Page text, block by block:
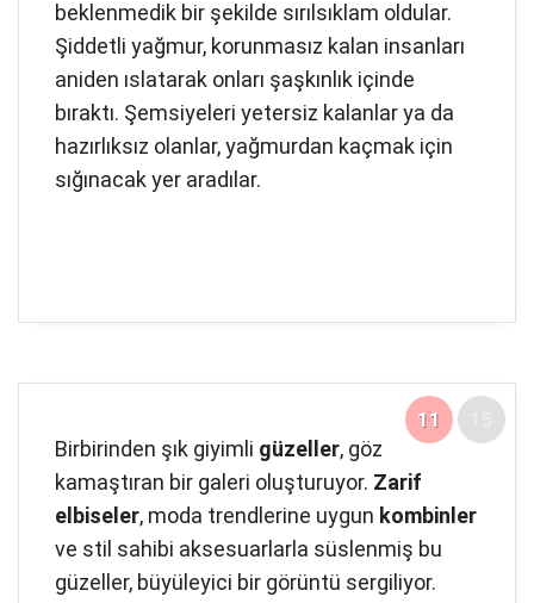
beklenmedik bir şekilde sırılsıklam oldular.
Şiddetli yağmur, korunmasız kalan insanları
aniden ıslatarak onları şaşkınlık içinde
bıraktı. Şemsiyeleri yetersiz kalanlar ya da
hazırlıksız olanlar, yağmurdan kaçmak için
sığınacak yer aradılar.
11
Birbirinden şık giyimli güzeller, göz
kamaştıran bir galeri oluşturuyor. Zarif
elbiseler, moda trendlerine uygun kombinler
ve stil sahibi aksesuarlarla süslenmiş bu
güzeller, büyüleyici bir görüntü sergiliyor.